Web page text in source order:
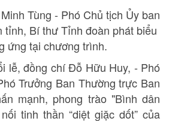
Tùng - Phó Chủ tịch Ủy ban
tỉnh, Bí thư Tỉnh đoàn phát biểu
ứng tại chương trình.
lễ, đồng chí Đỗ Hữu Huy, - Phó
Trưởng Ban Thường trực Ban
mạnh, phong trào "Bình dân
tinh thần “diệt giặc dốt” của